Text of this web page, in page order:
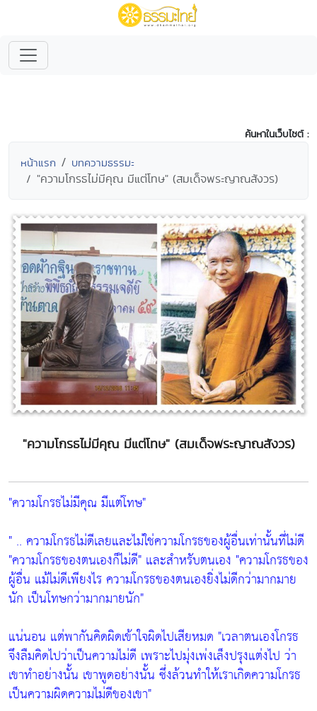
ค้นหาในเว็บไซต์ :
หน้าแรก บทความธรรมะ
"ความโกรธไม่มีคุณ มีแต่โทษ" (สมเด็จพระญาณสังวร)
"ความโกรธไม่มีคุณ มีแต่โทษ" (สมเด็จพระญาณสังวร)
"ความโกรธไม่มีคุณ มีแต่โทษ"
" .. ความโกรธไม่ดีเลยและไม่ใช่ความโกรธของผู้อื่นเท่านั้นที่ไม่ดี
"ความโกรธของตนเองก็ไม่ดี" และสำหรับตนเอง "ความโกรธของ
ผู้อื่น แม้ไม่ดีเพียงไร ความโกรธของตนเองยิ่งไม่ดีกว่ามากมาย
นัก เป็นโทษกว่ามากมายนัก"
แน่นอน แต่พากันคิดผิดเข้าใจผิดไปเสียหมด "เวลาตนเองโกรธ
จึงลืมคิดไปว่าเป็นความไม่ดี เพราะไปมุ่งเพ่งเล็งปรุงแต่งไป ว่า
เขาทำอย่างนั้น เขาพูดอย่างนั้น ซึ่งล้วนทำให้เราเกิดความโกรธ
เป็นความผิดความไม่ดีของเขา"